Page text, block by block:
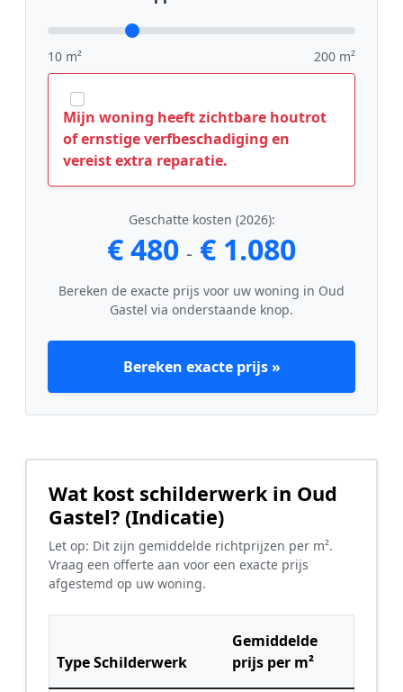
10 m² 200 m²
Mijn woning heeft zichtbare houtrot
of ernstige verfbeschadiging en
vereist extra reparatie.
Geschatte kosten (2026):
€ 480 - € 1.080
Bereken de exacte prijs voor uw woning in Oud
Gastel via onderstaande knop.
Bereken exacte prijs »
Wat kost schilderwerk in Oud
Gastel? (Indicatie)
Let op: Dit zijn gemiddelde richtprijzen per m².
Vraag een offerte aan voor een exacte prijs
afgestemd op uw woning.
Type Schilderwerk
Gemiddelde
prijs per m²